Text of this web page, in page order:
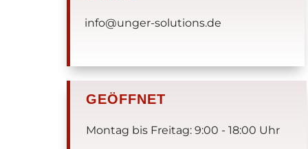
info@unger-solutions.de
GEÖFFNET
Montag bis Freitag: 9:00 - 18:00 Uhr